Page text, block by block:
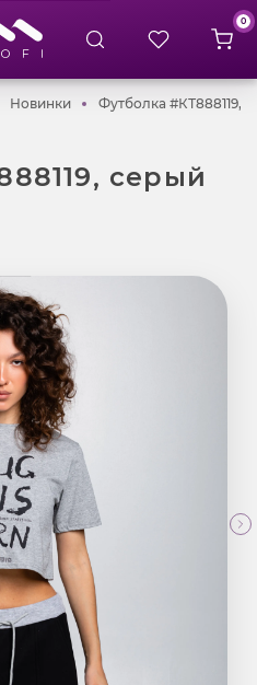
0
одежда
НовинкиНовинкиФутболка #КТ888119,
серый